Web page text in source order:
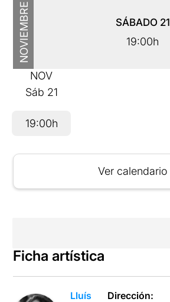
NOVIEMBRE SÁBADO 21
19:00h
NOV
Sáb 21
19:00h
Ver calendario
Ficha artística
Lluís
Dirección: